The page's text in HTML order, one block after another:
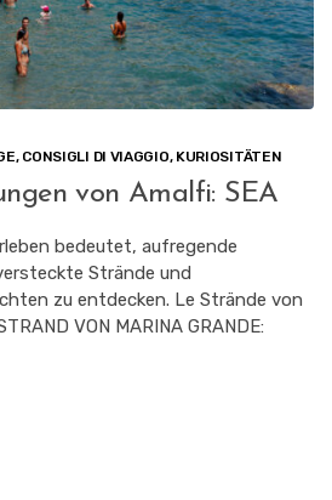
, CONSIGLI DI VIAGGIO, KURIOSITÄTEN
von Amalfi: SEA
bedeutet, aufregende
Strände und
zu entdecken. Le Strände von
VON MARINA GRANDE: